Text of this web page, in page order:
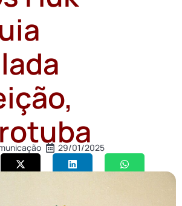
29/01/2025